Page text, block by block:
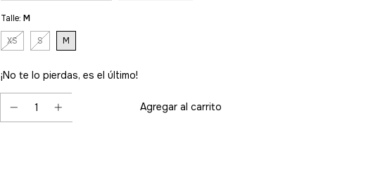
Talle: M
XS
S M
¡No te lo pierdas, es el último!